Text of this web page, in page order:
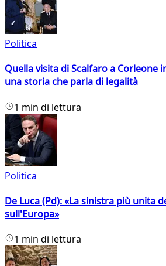
Politica
Quella visita di Scalfaro a Corleone
una storia che parla di legalità
1 min di lettura
Politica
De Luca (Pd): «La sinistra più unita
sull'Europa»
1 min di lettura